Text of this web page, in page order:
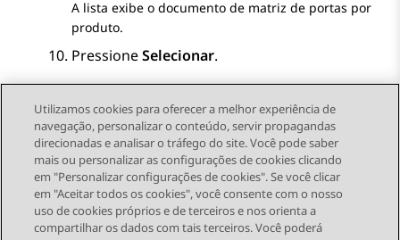
A lista exibe o documento de matriz de portas por
produto.
PressioneSelecionar.
Send Feedback
Tópico anterior Próximo tópico
Utilizamos cookies para oferecer a melhor experiência de
navegação, personalizar o conteúdo, servir propagandas
direcionadas e analisar o tráfego do site. Você pode saber
mais ou personalizar as configurações de cookies clicando
em "Personalizar configurações de cookies". Se você clicar
em "Aceitar todos os cookies", você consente com o nosso
uso de cookies próprios e de terceiros e nos orienta a
compartilhar os dados com tais terceiros. Você poderá